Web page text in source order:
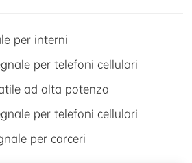
per interni
per telefoni cellulari
ad alta potenza
per telefoni cellulari
per carceri